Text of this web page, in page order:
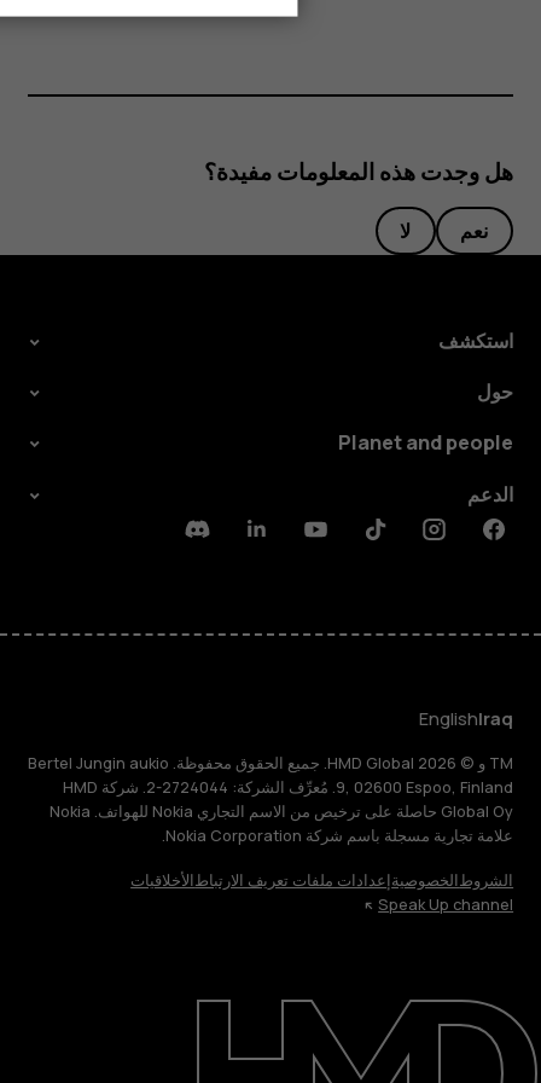
حول
الدعم
هل وجدت هذه المعلومات مفيدة؟
نعم لا
استكشف
حول
Planet and people
الدعم
Facebook
Instagram
Tiktok
Youtube
Linkedin
Discord
Iraq
English
TM و © 2026 HMD Global. جميع الحقوق محفوظة. Bertel Jungin aukio
9, 02600 Espoo, Finland. مُعرِّف الشركة: 2724044-2. شركة HMD
Global Oy حاصلة على ترخيص من الاسم التجاري Nokia للهواتف. Nokia
علامة تجارية مسجلة باسم شركة Nokia Corporation.
الشروطالخصوصيةإعدادات ملفات تعريف الارتباطالأخلاقيات
Speak Up channel